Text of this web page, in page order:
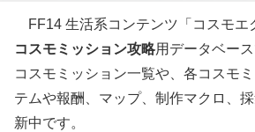
FF14 生活系コンテンツ「コスモエ
コスモミッション攻略用データベー
コスモミッション一覧や、各コスモ
テムや報酬、マップ、制作マクロ、
新中です。